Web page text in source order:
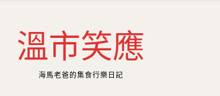
溫市笑應
海馬老爸的集食行樂日記